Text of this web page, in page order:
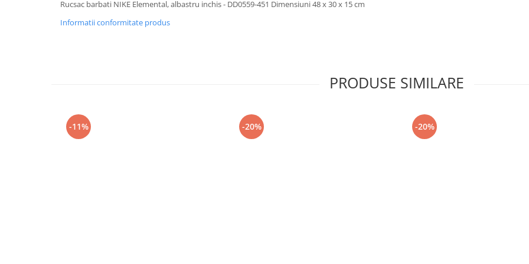
Rucsac barbati NIKE Elemental, albastru inchis - DD0559-451 Dimensiuni 48 x 30 x 15 cm
Informatii conformitate produs
PRODUSE SIMILARE
-11% -20% -20%